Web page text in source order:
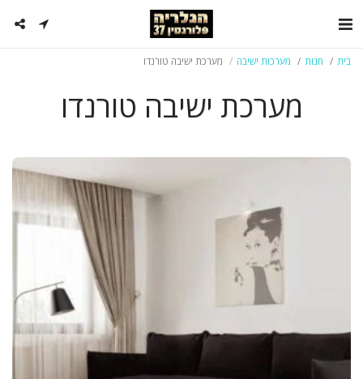
בית חנות מערכות ישיבה מערכת ישיבה טורנדו
מערכת ישיבה טורנדו